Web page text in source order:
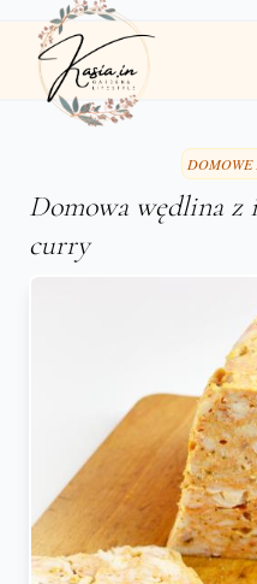
DOMOWE
Domowa wędlina z
curry